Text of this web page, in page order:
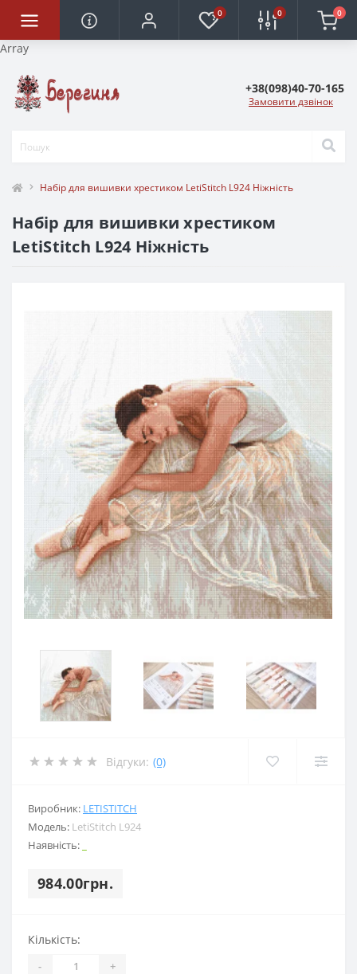
Array
0 0 0
+38(098)40-70-165
Замовити дзвінок
Набір для вишивки хрестиком LetiStitch L924 Ніжність
Набір для вишивки хрестиком
LetiStitch L924 Ніжність
Відгуки: (0)
Виробник: LETISTITCH
Модель: LetiStitch L924
Наявність:
984.00грн.
Кількість:
- +